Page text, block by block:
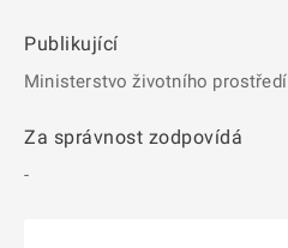
Publikující
Ministerstvo životního prostředí
Za správnost zodpovídá
-